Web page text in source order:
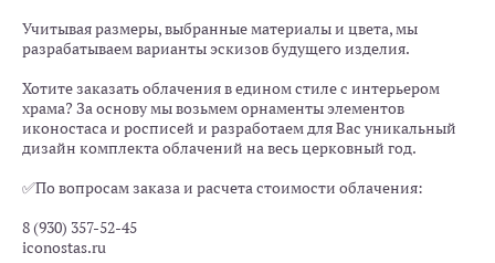
Учитывая размеры, выбранные материалы и цвета, мы
разрабатываем варианты эскизов будущего изделия.
Хотите заказать облачения в едином стиле с интерьером
храма? За основу мы возьмем орнаменты элементов
иконостаса и росписей и разработаем для Вас уникальный
дизайн комплекта облачений на весь церковный год.
✅По вопросам заказа и расчета стоимости облачения:
8 (930) 357-52-45
iconostas.ru